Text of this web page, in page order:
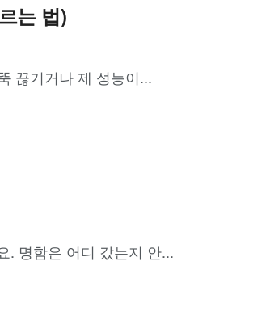
는 법)
끊기거나 제 성능이...
. 명함은 어디 갔는지 안...